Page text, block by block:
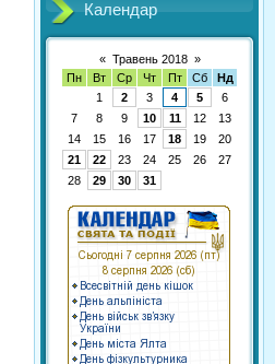
Календар
« Травень 2018 »
Пн
Вт Ср Чт Пт Сб
Нд
1
2 3 4 5
6
7
8 9 10 11 12
13
14
15 16 17 18 19
20
21
22 23 24 25 26
27
28
29 30 31